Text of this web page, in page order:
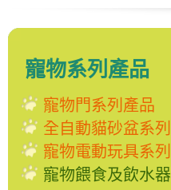
寵物系列產品
寵物門系列產品
全自動貓砂盆系列
寵物電動玩具系列
寵物餵食及飲水器